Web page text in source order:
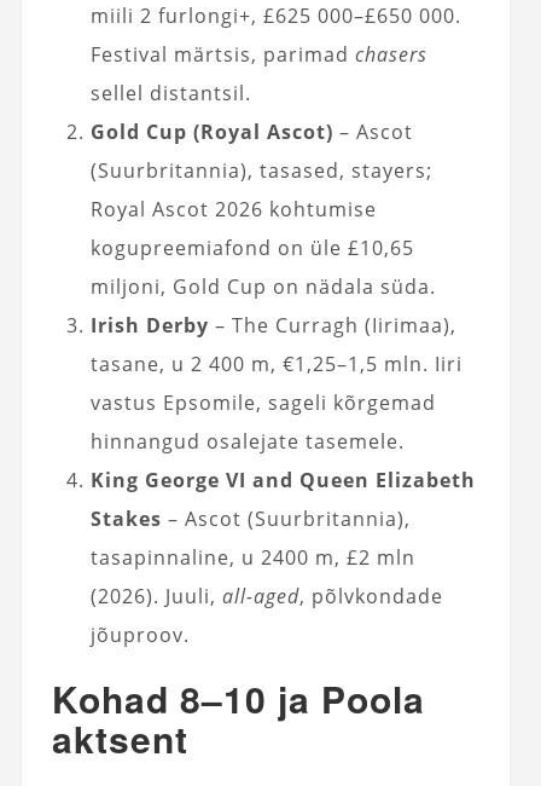
miili 2 furlongi+, £625 000–£650 000.
Festival märtsis, parimad chasers
sellel distantsil.
Gold Cup (Royal Ascot) – Ascot
(Suurbritannia), tasased, stayers;
Royal Ascot 2026 kohtumise
kogupreemiafond on üle £10,65
miljoni, Gold Cup on nädala süda.
Irish Derby – The Curragh (Iirimaa),
tasane, u 2 400 m, €1,25–1,5 mln. Iiri
vastus Epsomile, sageli kõrgemad
hinnangud osalejate tasemele.
King George VI and Queen Elizabeth
Stakes – Ascot (Suurbritannia),
tasapinnaline, u 2400 m, £2 mln
(2026). Juuli, all-aged, põlvkondade
jõuproov.
Kohad 8–10 ja Poola
aktsent